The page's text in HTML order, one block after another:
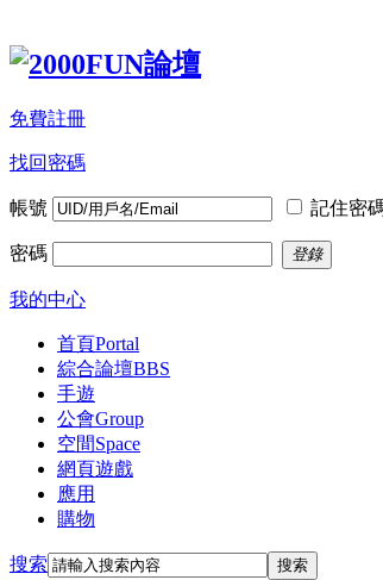
免費註冊
找回密碼
帳號 記住密
密碼 登錄
我的中心
首頁Portal
綜合論壇BBS
手遊
公會Group
空間Space
網頁遊戲
應用
購物
搜索 搜索